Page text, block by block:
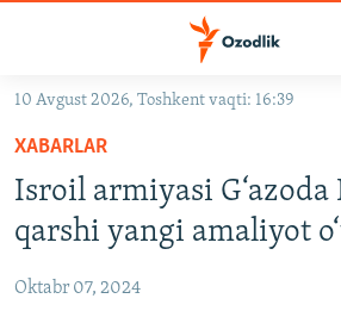
Асосий
навигацияга
ўтинг
Қидиришга
OZODVIDEO
OZODARXIV
На русском
10 Avgust 2026, Toshkent vaqti: 16:39
XABARLAR
Isroil armiyasi
qarshi yangi amaliyot
Oktabr 07, 2024